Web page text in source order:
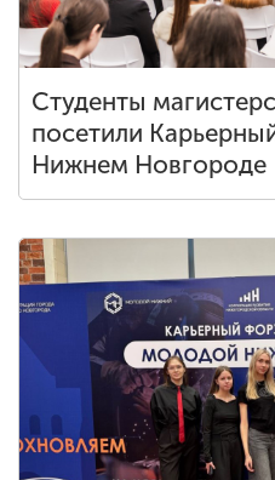
Студенты
посетили
Нижнем Новгороде